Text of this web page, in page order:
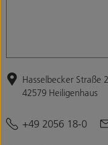
Hasselbecker Straße
42579 Heiligenhaus
+49 2056 18-0